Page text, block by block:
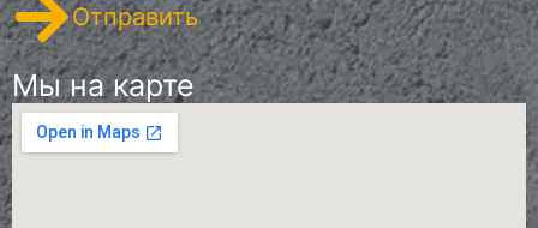
Отправить
Мы на карте